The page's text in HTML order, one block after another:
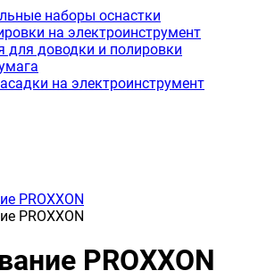
наборы оснастки
на электроинструмент
для доводки и полировки
на электроинструмент
PROXXON
PROXXON
PROXXON